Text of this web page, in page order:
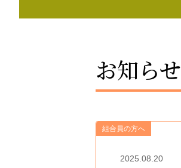
お知らせ
組合員の方へ
2025.08.20